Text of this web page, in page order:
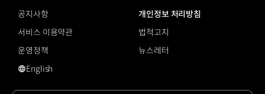
공지사항
개인정보 처리방침
서비스 이용약관
법적고지
운영정책
뉴스레터
영문 사이트로 이동
English